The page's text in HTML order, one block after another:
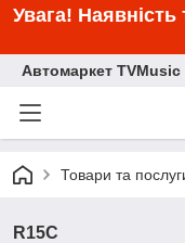
Увага! Наявність
Автомаркет TVMusic
Товари та
R15C